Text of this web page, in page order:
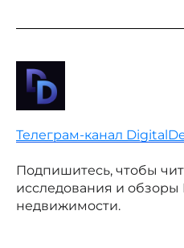
Телеграм-канал
Подпишитесь, чтобы
исследования и обзоры
недвижимости.